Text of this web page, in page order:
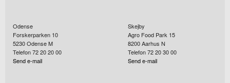
Odense
Forskerparken 10
5230Odense M
Telefon 72 20 20 00
Send e-mail
Skejby
Agro Food Park 15
8200Aarhus N
Telefon 72 20 30 00
Send e-mail